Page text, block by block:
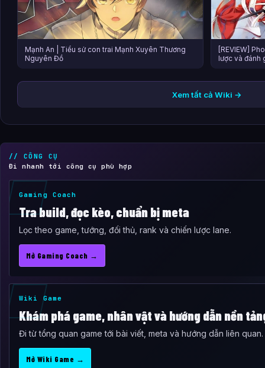
Mạnh An | Tiểu sử con trai Mạnh Xuyên Thương
Nguyên Đồ
[REVIEW]
lược và đánh
Xem tất cả Wiki →
// CÔNG CỤ
Đi nhanh tới công cụ phù hợp
Gaming Coach
Tra build, đọc kèo, chuẩn bị meta
Lọc theo game, tướng, đối thủ, rank và chiến lược lane.
Mở Gaming Coach →
Wiki Game
Khám phá game, nhân vật và hướng dẫn nền
Đi từ tổng quan game tới bài viết, meta và hướng dẫn liên quan.
Mở Wiki Game →